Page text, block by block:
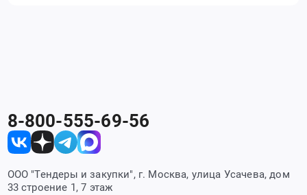
8-800-555-69-56
ООО "Тендеры и закупки", г. Москва, улица Усачева, дом
33 строение 1, 7 этаж